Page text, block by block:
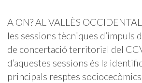
A ON? AL VALLÈS
les sessions tècniques d’impuls
de concertació territorial del
d’aquestes sessions és la
principals resptes